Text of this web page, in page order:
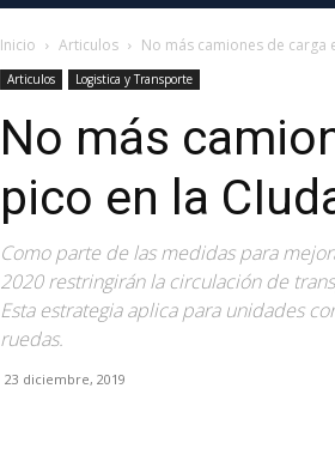
Inicio Articulos No más camiones de carga
Articulos Logistica y Transporte
No más
pico en la
Como parte de las medidas para
2020 restringirán la circulación de
Esta estrategia aplica para unidades
ruedas.
23 diciembre, 2019